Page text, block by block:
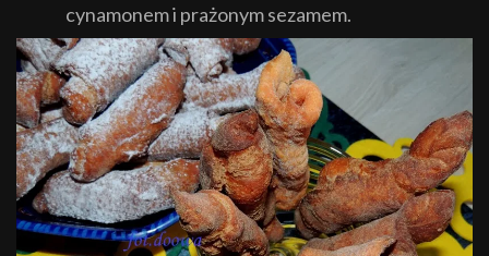
cynamonem i prażonym sezamem.